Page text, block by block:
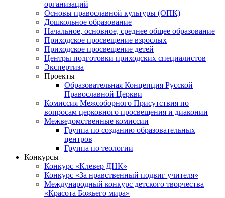
организаций
Основы православной культуры (ОПК)
Дошкольное образование
Начальное, основное, среднее общее образование
Приходское просвещение взрослых
Приходское просвещение детей
Центры подготовки приходских специалистов
Экспертиза
Проекты
Образовательная Концепция Русской
Православной Церкви
Комиссия Межсоборного Присутствия по
вопросам церковного просвещения и диаконии
Межведомственные комиссии
Группа по созданию образовательных
центров
Группа по теологии
Конкурсы
Конкурс «Клевер ДНК»
Конкурс «За нравственный подвиг учителя»
Международный конкурс детского творчества
«Красота Божьего мира»